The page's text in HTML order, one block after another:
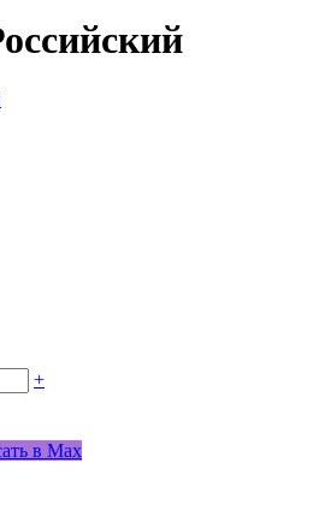
+
в Max